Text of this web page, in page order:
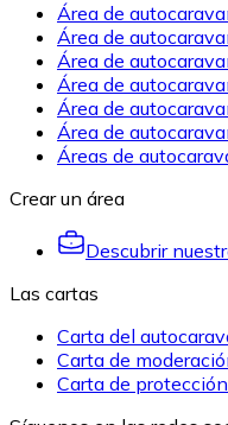
Área de
Área de
Área de
Área de
Área de
Área de
Áreas de
Crear un área
Descubrir
Las cartas
Carta del
Carta de
Carta de